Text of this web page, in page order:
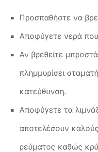
Προσπαθήστε να
Αποφύγετε νερά
Αν βρεθείτε
πλημμυρίσει
κατεύθυνση.
Αποφύγετε τα
αποτελέσουν
ρεύματος καθώς